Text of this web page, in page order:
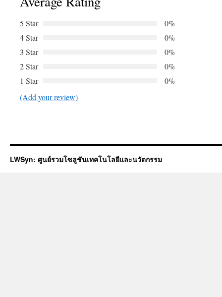
5 Star
0%
4 Star
0%
3 Star
0%
2 Star
0%
1 Star
0%
(Add your review)
LWSyn: ศูนย์รวมโซลูชันเทคโนโลยีและนวัตกรรม